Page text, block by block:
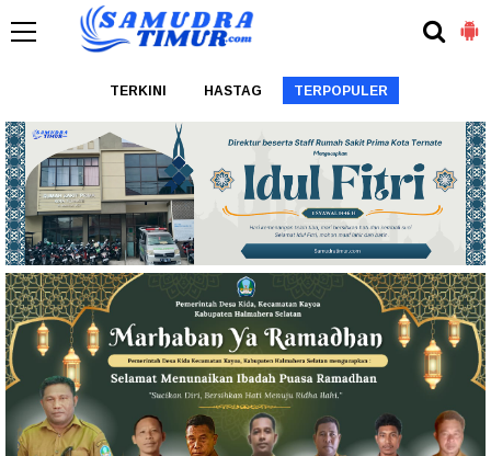
TERKINI HASTAG TERPOPULER